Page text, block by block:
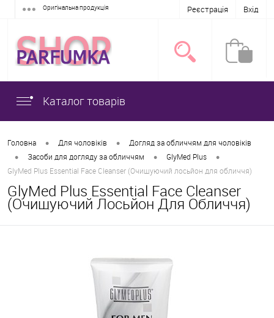
Оригінальна продукція Реєстрація Вхід
Каталог товарів
Головна • Для чоловіків • Догляд за обличчям для чоловіків
• Засоби для догляду за обличчям • GlyMed Plus •
GlyMed Plus Essential Face Cleanser (Очищуючий лосьйон для обличчя)
GlyMed Plus Essential Face Cleanser
(Очищуючий Лосьйон Для Обличчя)